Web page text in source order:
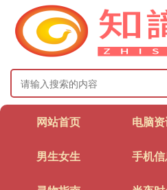
网站首页 电脑
男生女生 手机